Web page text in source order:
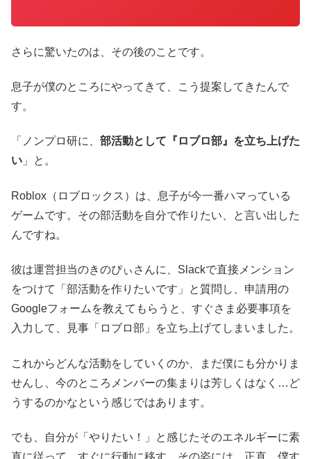
さらに驚いたのは、その後のことです。
息子が僕のところにやってきて、こう提案してきたんで
す。
「ノンプロ研に、 部活動として『ロブロ部』を立ち上げた
い 」と。
Roblox（ロブロックス）は、息子が今一番ハマっている
ゲームです。その部活動を自分で作りたい、と言い出した
んですね。
彼は運営担当のきのぴぃさんに、Slackで直接メンション
をつけて「部活動を作りたいです」と質問し、申請用の
Googleフォームを教えてもらうと、すぐさま必要事項を
入力して、見事「ロブロ部」を立ち上げてしまいました。
これからどんな活動をしていくのか、まだ僕にも分かりま
せんし、今のところメンバーの集まりは芳しくはなく…ど
うするのかなという感じではあります。
でも、自分が「やりたい！」と感じたそのエネルギーに素
直に従って、すぐに行動に移す。その姿には、正直、僕す